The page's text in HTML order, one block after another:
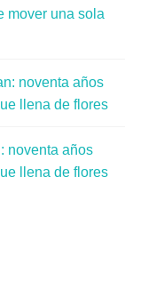
mover una sola
noventa años
llena de flores
noventa años
llena de flores